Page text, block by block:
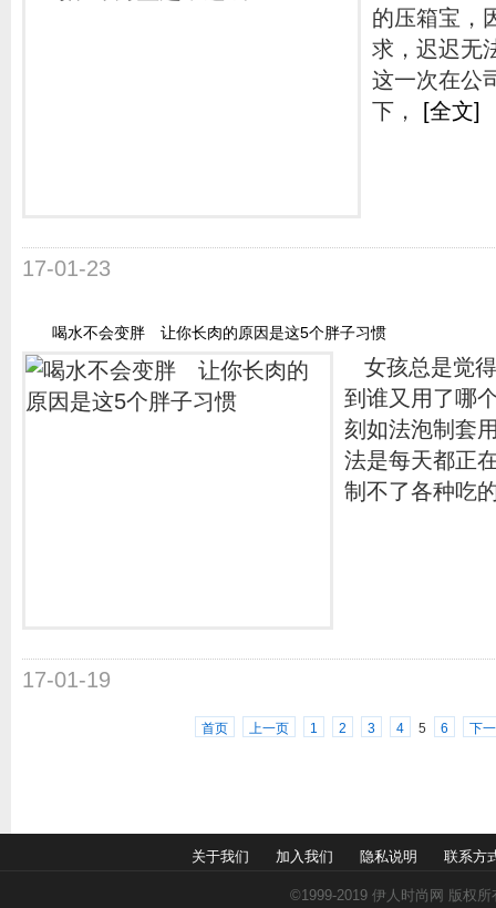
的压箱宝，
求，迟迟无
这一次在公
下，
[全文]
17-01-23
喝水不会变胖 让你长肉的原因是这5个胖子习惯
女孩总是觉
到谁又用了哪
刻如法泡制套
法是每天都正
制不了各种吃
17-01-19
首页 上一页 1 2 3 4 5 6 下
关于我们 加入我们 隐私说明 联系方
©1999-2019 伊人时尚网 版权